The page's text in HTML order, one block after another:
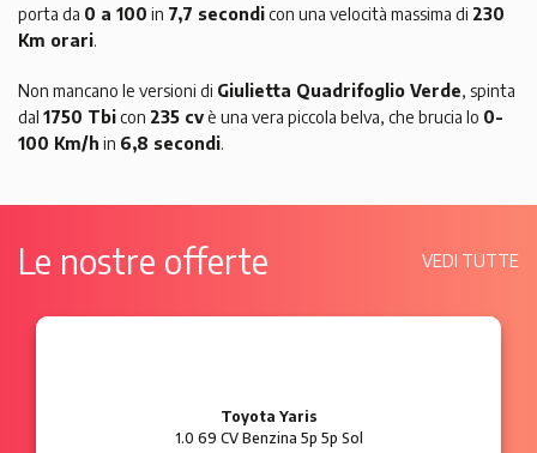
porta da 0 a 100 in 7,7 secondicon una velocità massima di 230
Km orari.
Non mancano le versioni di Giulietta Quadrifoglio Verde, spinta
dal 1750 Tbicon 235 cvè una vera piccola belva, che brucia lo 0-
100 Km/h in 6,8 secondi.
Le nostre offerte VEDI TUTTE
Ford Ka
1.2 8V 69 CV Benzina 3p Plus